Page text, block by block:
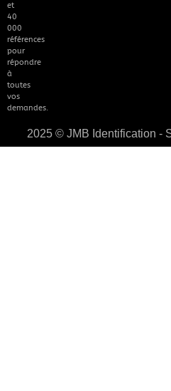
et
40
000
références
pour
répondre
à
toutes
vos
demandes.
2025 © JMB Identification -